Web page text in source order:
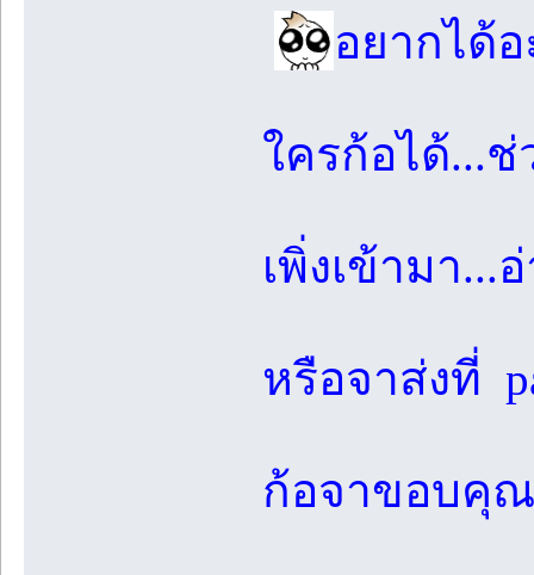
อยากได้
ใครก้อได้...
เพิ่งเข้ามา...
หรือจาส่งที่
ก้อจาขอบคุ